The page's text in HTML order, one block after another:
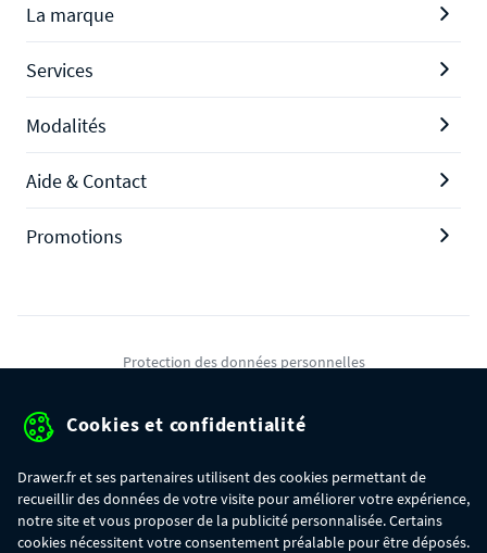
La marque
Services
Modalités
Aide & Contact
Promotions
Protection des données personnelles
Gérer mes cookies
Cookies et confidentialité
Drawer.fr et ses partenaires utilisent des cookies permettant de
recueillir des données de votre visite pour améliorer votre expérience,
notre site et vous proposer de la publicité personnalisée. Certains
cookies nécessitent votre consentement préalable pour être déposés.